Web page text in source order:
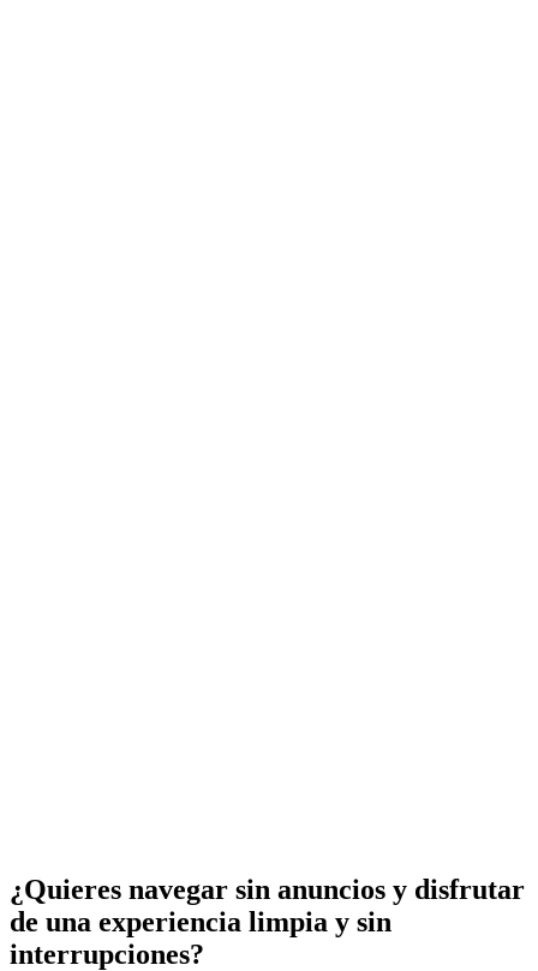
¿Quieres navegar sin anuncios y disfrutar
de una experiencia limpia y sin
interrupciones?